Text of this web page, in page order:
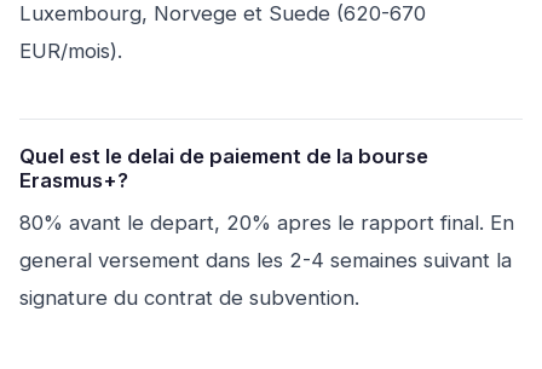
Luxembourg, Norvege et Suede (620-670
EUR/mois).
Quel est le delai de paiement de la bourse
Erasmus+?
80% avant le depart, 20% apres le rapport final. En
general versement dans les 2-4 semaines suivant la
signature du contrat de subvention.